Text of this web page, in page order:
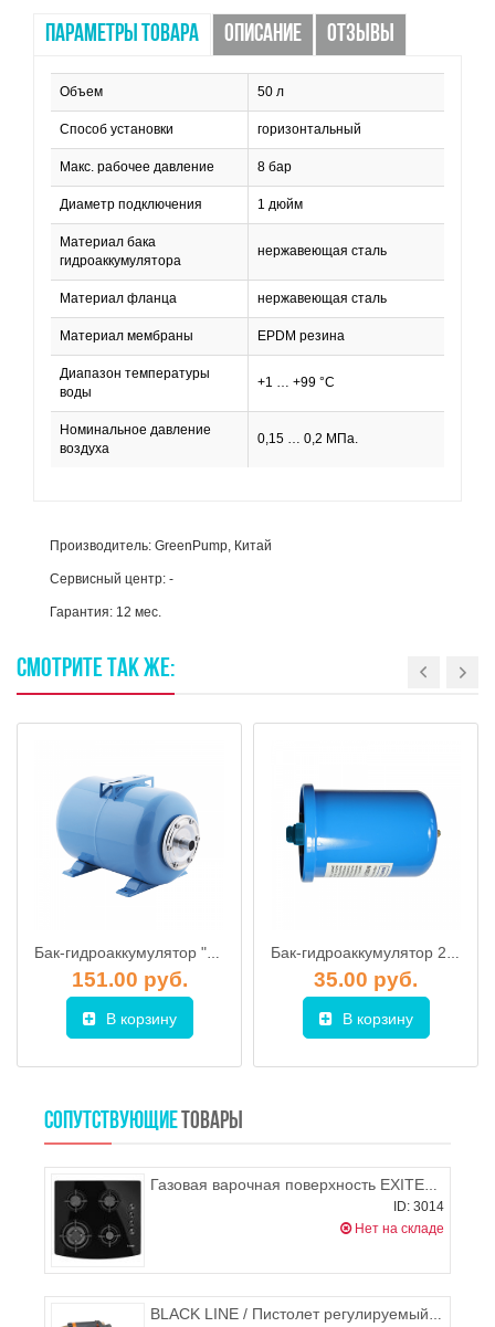
ПАРАМЕТРЫ ТОВАРА ОПИСАНИЕ ОТЗЫВЫ
Объем 50 л
Способ установки горизонтальный
Макс. рабочее давление 8 бар
Диаметр подключения 1 дюйм
Материал бака
гидроаккумулятора
нержавеющая сталь
Материал фланца нержавеющая сталь
Материал мембраны EPDM резина
Диапазон температуры
воды
+1 … +99 °С
Номинальное давление
воздуха
0,15 … 0,2 МПа.
Производитель: GreenPump, Китай
Сервисный центр: -
Гарантия: 12 мес.
СМОТРИТЕ ТАКЖЕ:
Бак-гидроаккумулятор "ДЖИЛЕКС" 35 ГП к
151.00 руб.
В корзину
Бак-гидроаккумулятор 2л вертикальный, UNIPUMP
35.00 руб.
В корзину
СОПУТСТВУЮЩИЕ ТОВАРЫ
Газовая варочная поверхность EXITEQ PL 640 STGB(Р)-E
ID: 3014
Нет на складе
BLACK LINE / Пистолет регулируемый PROFI металлический, BRADAS ECO-КТ233FRS (Р34)